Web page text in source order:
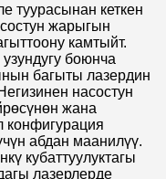
туурасынан кеткен
жарыгын
камтыйт.
боюнча
багыты лазердин
насостун
жана
конфигурация
абдан маанилүү.
кубаттуулуктагы
лазерлерде